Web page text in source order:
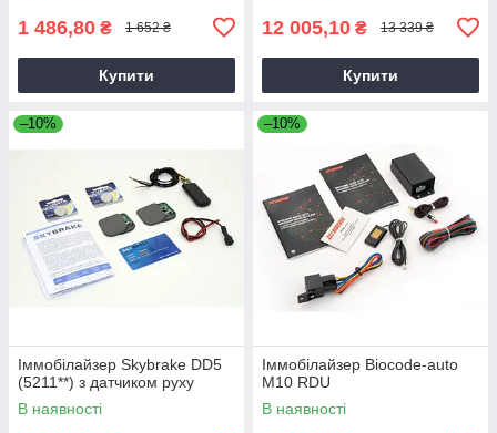
1 486,80 ₴ 1 652 ₴
Купити
12 005,10 ₴ 13 339 ₴
Купити
–10%
Іммобілайзер Skybrake DD5
(5211**) з датчиком руху
В наявності
–10%
Іммобілайзер Biocode-auto
M10 RDU
В наявності